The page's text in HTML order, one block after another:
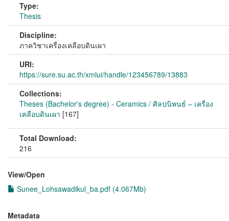
Type:
Thesis
Discipline:
ภาควิชาเครื่องเคลือบดินเผา
URI:
https://sure.su.ac.th/xmlui/handle/123456789/13883
Collections:
Theses (Bachelor's degree) - Ceramics / ศิลปนิพนธ์ – เครื่อง
เคลือบดินเผา [167]
Total Download:
216
View/Open
Sunee_Lohsawadikul_ba.pdf (4.067Mb)
Metadata